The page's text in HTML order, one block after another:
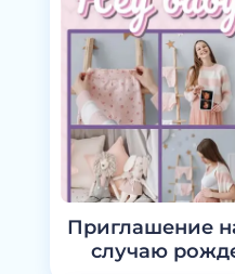
Приглашение
случаю